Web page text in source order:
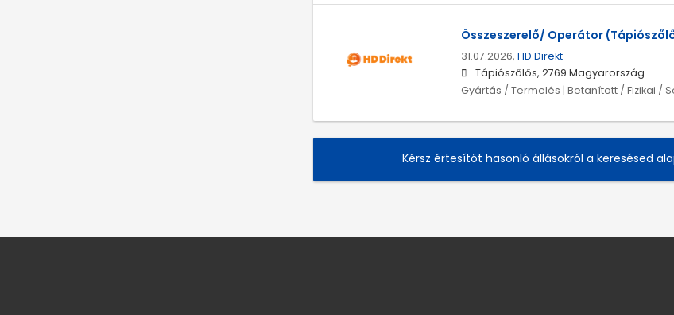
Összeszerelő/ Operátor
31.07.2026, HD Direkt
Tápiószőlős, 2769 Magyarország
Gyártás / Termelés | Betanított / Fizikai /
Kérsz értesítőt hasonló állásokról a keresésed